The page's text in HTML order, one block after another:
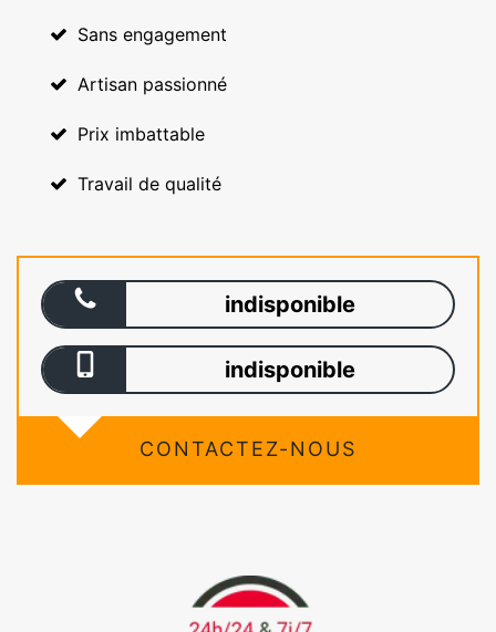
Sans engagement
Artisan passionné
Prix imbattable
Travail de qualité
indisponible
indisponible
CONTACTEZ-NOUS